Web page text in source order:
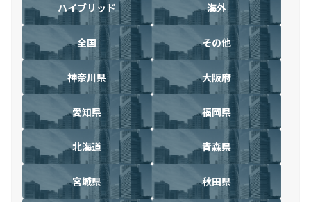
ハイブリッド 海外
全国 その他
神奈川県 大阪府
愛知県 福岡県
北海道 青森県
宮城県 秋田県